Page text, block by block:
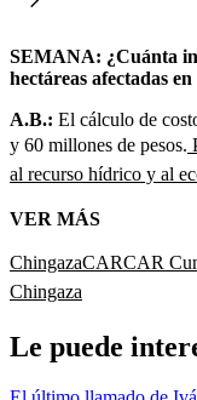
SEMANA: ¿Cuánta
hectáreas afectadas
A.B.: El cálculo de
y 60 millones de pesos.
al recurso hídrico y al
VER MÁS
ChingazaCARCAR
Chingaza
Le puede